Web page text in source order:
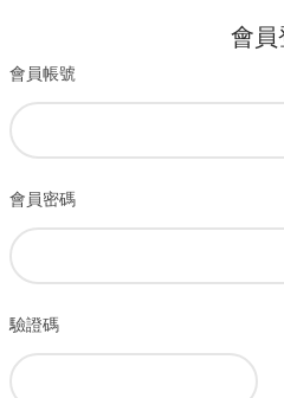
會員
會員帳號
會員密碼
驗證碼